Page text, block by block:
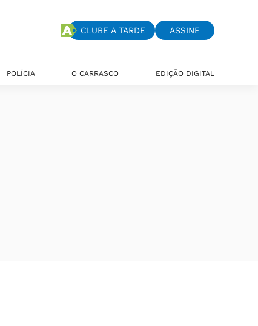
CLUBE A TARDE ASSINE
POLÍCIA O CARRASCO EDIÇÃO DIGITAL